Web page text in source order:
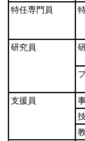
特任専門員
研究員
支援員